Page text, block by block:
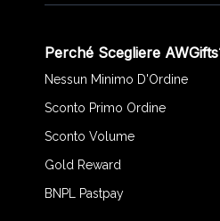
Perché Scegliere
Nessun Minimo D'Ordine
Sconto Primo Ordine
Sconto Volume
Gold Reward
BNPL Pastpay